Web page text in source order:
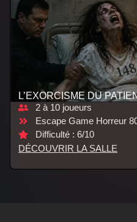
L’EXORCISME DU
2 à 10 joueurs
Escape Game Horreur
Difficulté : 6/10
DÉCOUVRIR LA SALLE